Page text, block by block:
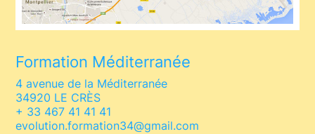
Formation Méditerranée
4 avenue de la Méditerranée
34920 LE CRÈS
+ 33 467 41 41 41
evolution.formation34@gmail.com